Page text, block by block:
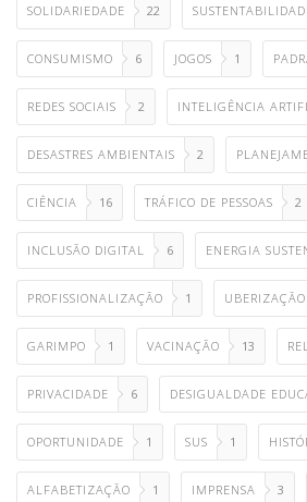
SOLIDARIEDADE 22
CONSUMISMO 6 JOGOS 1
REDES SOCIAIS 2 INTELIGÊNCIA
DESASTRES AMBIENTAIS 2
CIÊNCIA 16 TRÁFICO DE PESSOAS 2
INCLUSÃO DIGITAL 6 ENERGIA
PROFISSIONALIZAÇÃO 1 UBERIZAÇÃO
GARIMPO 1 VACINAÇÃO 13
PRIVACIDADE 6 DESIGUALDADE
OPORTUNIDADE 1 SUS 1
ALFABETIZAÇÃO 1 IMPRENSA 3